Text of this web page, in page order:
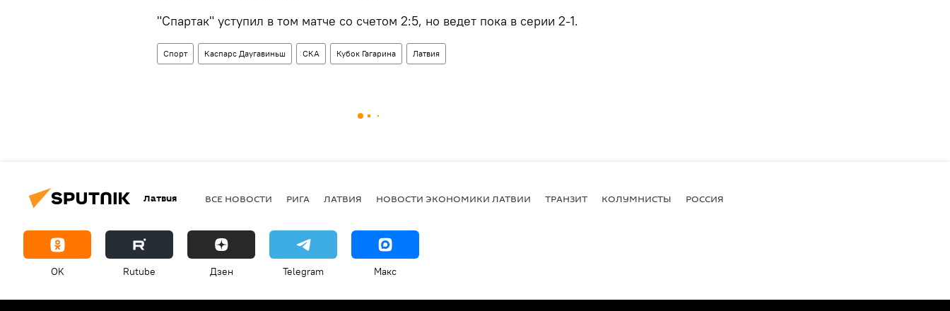
"Спартак" уступил в том матче со счетом 2:5, но ведет пока в серии 2-1.
Спорт Каспарс Даугавиньш СКА Кубок Гагарина Латвия
Латвия ВСЕ НОВОСТИ РИГА ЛАТВИЯ НОВОСТИ ЭКОНОМИКИ ЛАТВИИ ТРАНЗИТ КОЛУМНИСТЫ РОССИЯ
OK Rutube Дзен Telegram Макс